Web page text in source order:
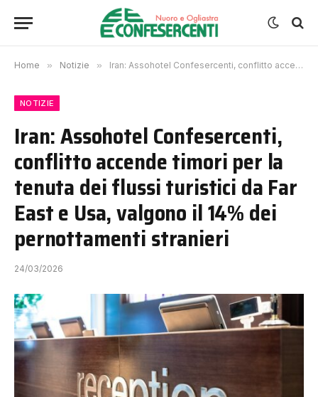
Home » Notizie » Iran: Assohotel Confesercenti, conflitto accende timori per la tenuta dei flussi turistici da Far East e Usa, valgono il 14% dei pernottamenti stranieri
NOTIZIE
Iran: Assohotel Confesercenti,
conflitto accende timori per la
tenuta dei flussi turistici da Far
East e Usa, valgono il 14% dei
pernottamenti stranieri
24/03/2026